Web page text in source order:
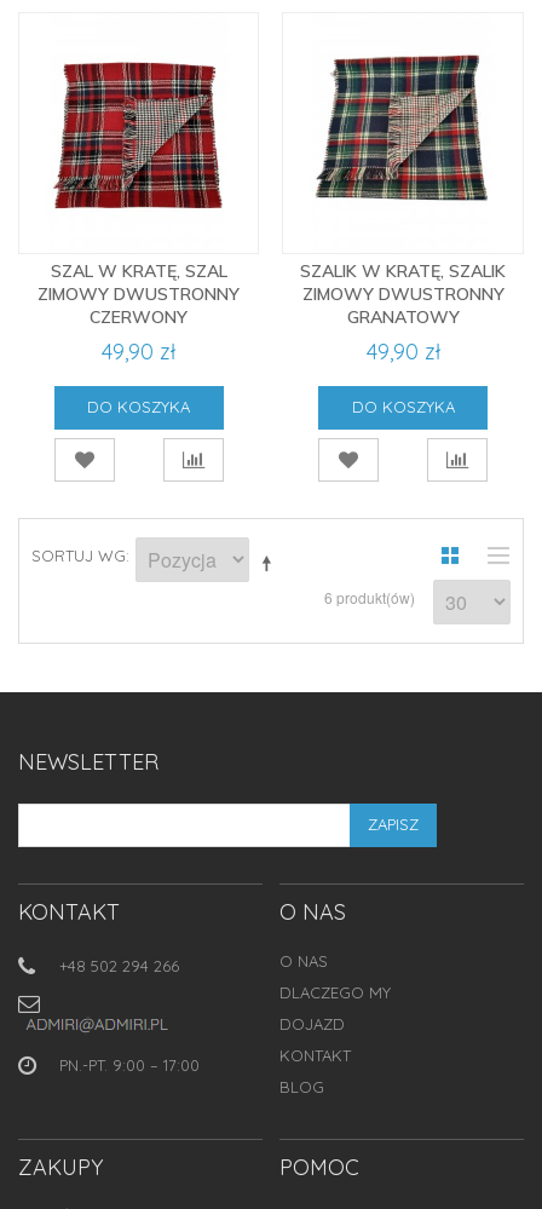
SZAL W KRATĘ, SZAL
ZIMOWY DWUSTRONNY
CZERWONY
49,90 zł
DO KOSZYKA
SZALIK W KRATĘ, SZALIK
ZIMOWY DWUSTRONNY
GRANATOWY
49,90 zł
DO KOSZYKA
SORTUJ WG
6 produkt(ów)
NEWSLETTER
ZAPISZ
KONTAKT
+48 502 294 266
PN.-PT. 9:00 – 17:00
O NAS
O NAS
DLACZEGO MY
DOJAZD
KONTAKT
BLOG
ZAKUPY POMOC